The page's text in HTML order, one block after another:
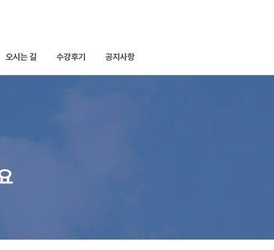
오시는 길 수강후기 공지사항